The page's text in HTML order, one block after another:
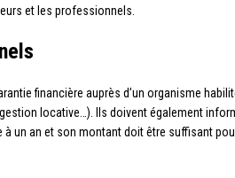
et les professionnels.
financière auprès d’un organisme
locative…). Ils doivent également
un an et son montant doit être suffisant